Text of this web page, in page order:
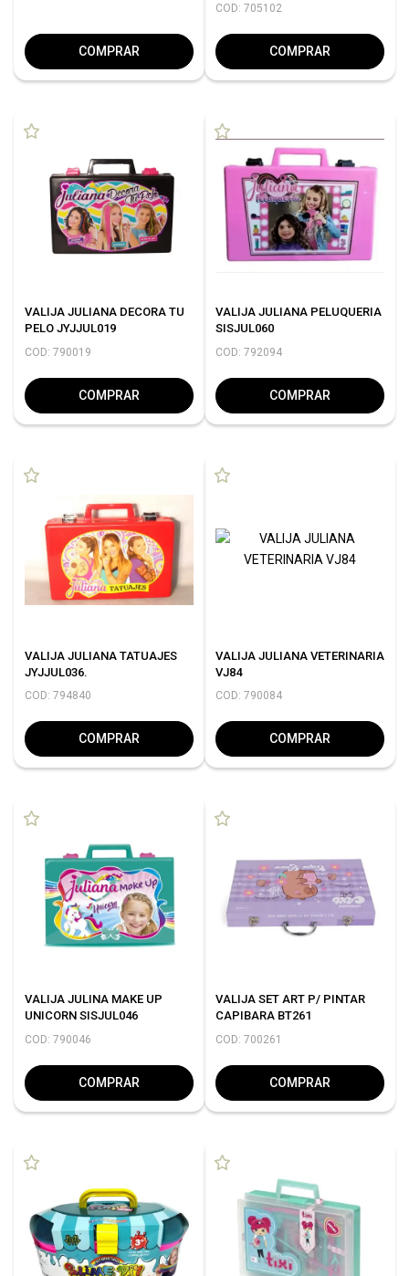
COMPRAR
COD: 705102
COMPRAR
VALIJA JULIANA DECORA TU
PELO JYJJUL019
COD: 790019
COMPRAR
VALIJA JULIANA PELUQUERIA
SISJUL060
COD: 792094
COMPRAR
VALIJA JULIANA TATUAJES
JYJJUL036.
COD: 794840
COMPRAR
VALIJA JULIANA VETERINARIA
VJ84
COD: 790084
COMPRAR
VALIJA JULINA MAKE UP
UNICORN SISJUL046
COD: 790046
COMPRAR
VALIJA SET ART P/ PINTAR
CAPIBARA BT261
COD: 700261
COMPRAR